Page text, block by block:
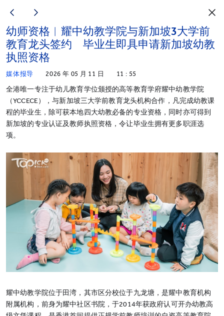
幼师资格︱耀中幼教学院与新加坡3大学前
教育龙头签约 毕业生即具申请新加坡幼教
执照资格
媒体报导 2026 年 05 月 11 日 11 : 55
全港唯一专注于幼儿教育学位颁授的高等教育学府耀中幼教学院
（YCCECE），与新加坡三大学前教育龙头机构合作，凡完成幼教课
程的毕业生，除可获本地四大幼教必备的专业资格，同时亦可得到
新加坡的专业认证及教师执照资格，令让毕业生拥有更多职涯选
项。
耀中幼教学院位于田湾，其市区分校位于九龙塘，是耀中教育机构
附属机构，前身为耀中社区书院，于2014年获政府认可开办幼教高